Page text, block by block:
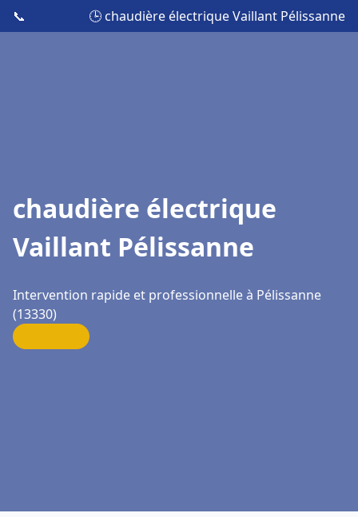
📞 🕒 chaudière électrique Vaillant Pélissanne
chaudière électrique
Vaillant Pélissanne
Intervention rapide et professionnelle à Pélissanne
(13330)